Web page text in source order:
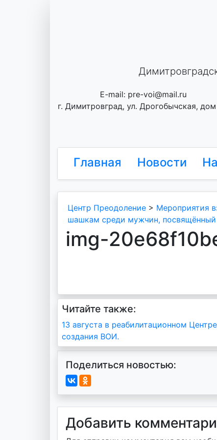
E-mail: pre-voi@mail.ru
г. Димитровград, ул. Дрогобычская,
Главная Новости
Центр Преодоление > Мероприятия
шашкам среди мужчин,
img-
Читайте также:
Навигация
по
записям
13 августа в реабилитационном
создания ВОИ.
Поделиться новостью:
Добавить